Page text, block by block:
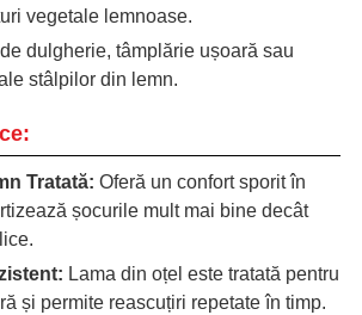
vegetale lemnoase.
dulgherie, tâmplărie ușoară sau
stâlpilor din lemn.
Tratată: Oferă un confort sporit în
șocurile mult mai bine decât
Lama din oțel este tratată pentru
și permite reascuțiri repetate în timp.